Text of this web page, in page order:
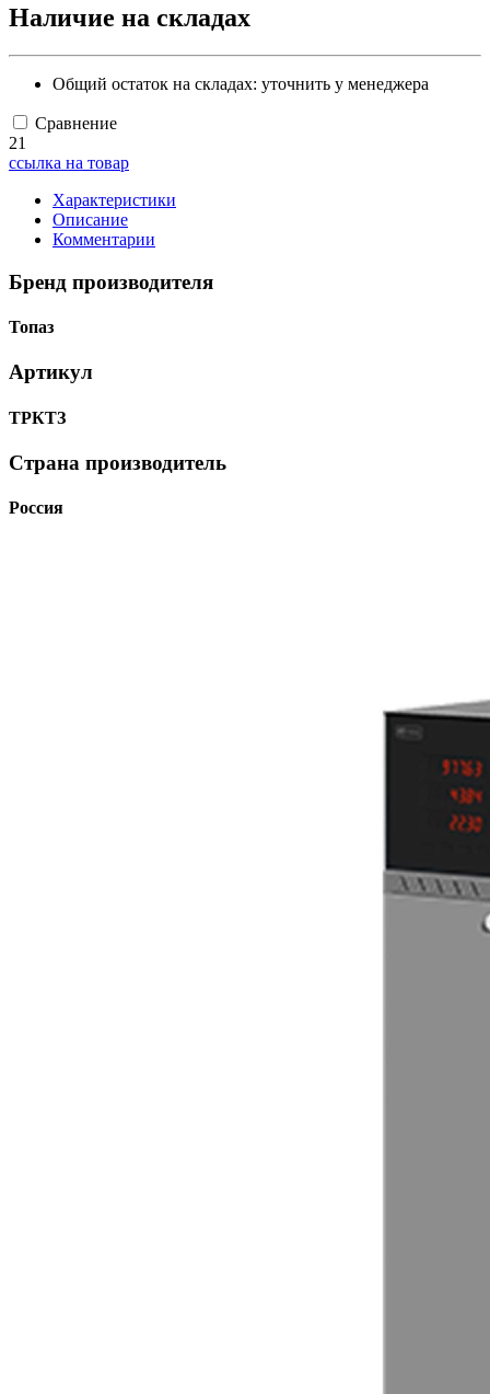
Наличие на складах
Общий остаток на складах: уточнить у менеджера
Сравнение
21
ссылка на товар
Характеристики
Описание
Комментарии
Бренд производителя
Топаз
Артикул
ТРКТЗ
Страна производитель
Россия